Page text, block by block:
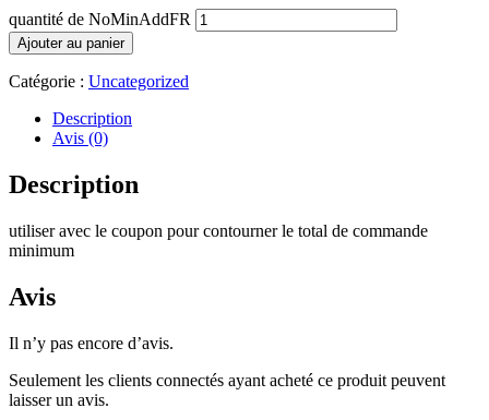
quantité de NoMinAddFR
Ajouter au panier
Catégorie : Uncategorized
Description
Avis (0)
Description
utiliser avec le coupon pour contourner le total de commande
minimum
Avis
Il n’y pas encore d’avis.
Seulement les clients connectés ayant acheté ce produit peuvent
laisser un avis.